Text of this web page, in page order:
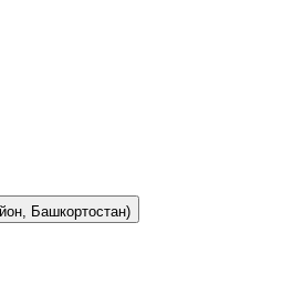
Башкортостан)